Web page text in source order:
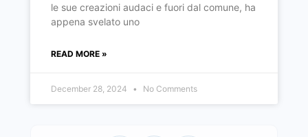
le sue creazioni audaci e fuori dal comune, ha
appena svelato uno
READ MORE »
December 28, 2024 No Comments